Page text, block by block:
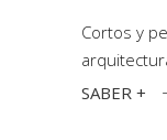
Cortos y
SABER +